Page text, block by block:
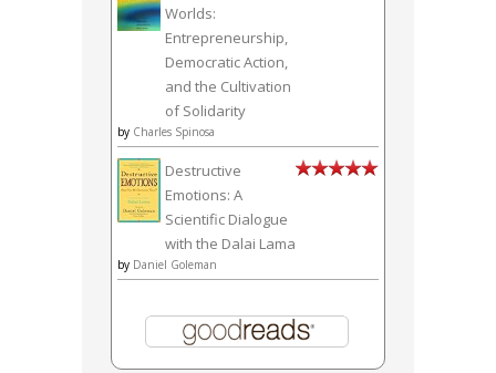
Worlds:
Entrepreneurship,
Democratic Action,
and the Cultivation
of Solidarity
by Charles Spinosa
Destructive
Emotions: A
Scientific Dialogue
with the Dalai Lama
by Daniel Goleman